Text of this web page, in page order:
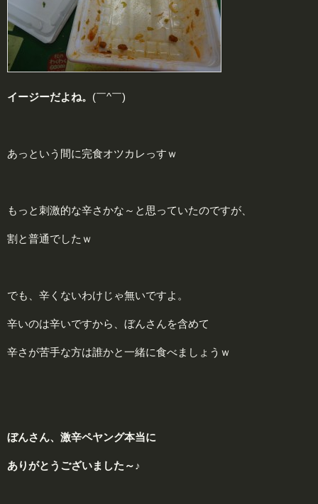
イージーだよね。 (￣^￣)ゞ
あっという間に完食オツカレっすｗ
もっと刺激的な辛さかな～と思っていたのですが、
割と普通でしたｗ
でも、辛くないわけじゃ無いですよ。
辛いのは辛いですから、ぼんさんを含めて
辛さが苦手な方は誰かと一緒に食べましょうｗ
ぼんさん、激辛ペヤング本当に
ありがとうございました～♪